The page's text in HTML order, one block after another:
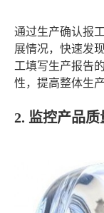
通过生产确认报
展情况，快速发
工填写生产报告
性，提高整体生产
2. 监控产品质